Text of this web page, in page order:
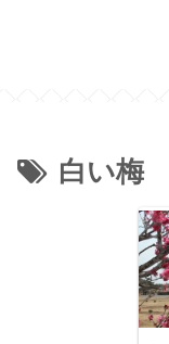
白い梅